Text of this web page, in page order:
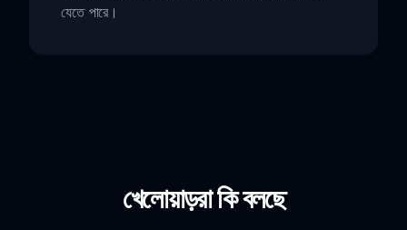
যেতে পারে।
খেলোয়াড়রা কি বলছে